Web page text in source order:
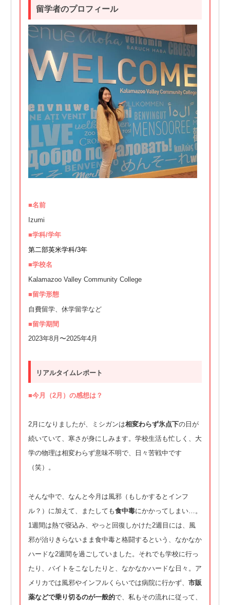
留学者のプロフィール
■名前
Izumi
■学科/学年
第二部英米学科/3年
■学校名
Kalamazoo Valley Community College
■留学形態
自費留学、休学留学など
■留学期間
2023年8月〜2025年4月
リアルタイムレポート
■今月（2月）の感想は？
2月になりましたが、ミシガンは相変わらず氷点下の日が
続いていて、寒さが身にしみます。学校生活も忙しく、大
学の物理は相変わらず意味不明で、日々苦戦中です
（笑）。
そんな中で、なんと今月は風邪（もしかするとインフ
ル？）に加えて、またしても食中毒にかかってしまい…。
1週間は熱で寝込み、やっと回復しかけた2週目には、風
邪が治りきらないまま食中毒と格闘するという、なかなか
ハードな2週間を過ごしていました。それでも学校に行っ
たり、バイトをこなしたりと、なかなかハードな日々。ア
メリカでは風邪やインフルくらいでは病院に行かず、 市販
薬などで乗り切るのが一般的で、私もその流れに従って、